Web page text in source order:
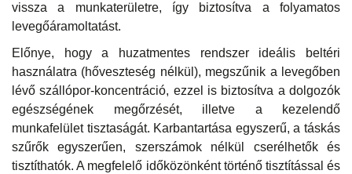
vissza a munkaterületre, így biztosítva a folyamatos
levegőáramoltatást.
Előnye, hogy a huzatmentes rendszer ideális beltéri
használatra (hőveszteség nélkül), megszűnik a levegőben
lévő szállópor-koncentráció, ezzel is biztosítva a dolgozók
egészségének megőrzését, illetve a kezelendő
munkafelület tisztaságát. Karbantartása egyszerű, a táskás
szűrők egyszerűen, szerszámok nélkül cserélhetők és
tisztíthatók. A megfelelő időközönként történő tisztítással és